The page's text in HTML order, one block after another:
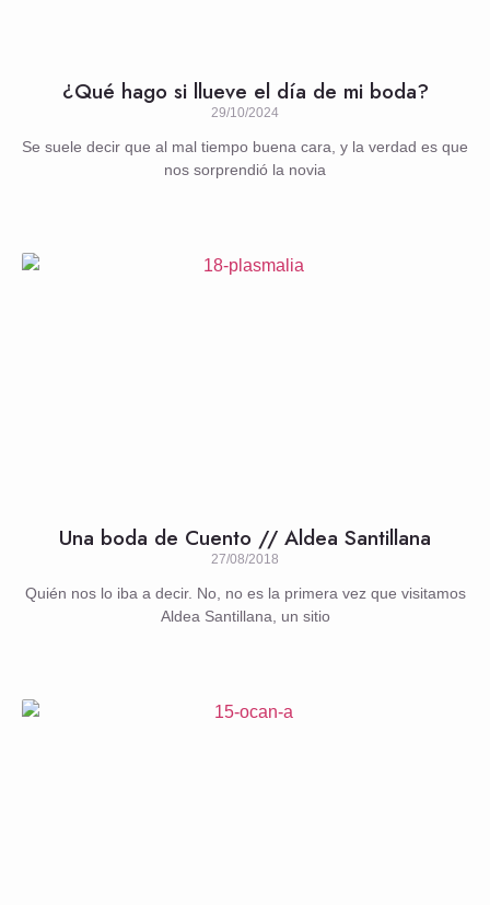
¿Qué hago si llueve el día de mi boda?
29/10/2024
Se suele decir que al mal tiempo buena cara, y la verdad es que
nos sorprendió la novia
Una boda de Cuento // Aldea Santillana
27/08/2018
Quién nos lo iba a decir. No, no es la primera vez que visitamos
Aldea Santillana, un sitio